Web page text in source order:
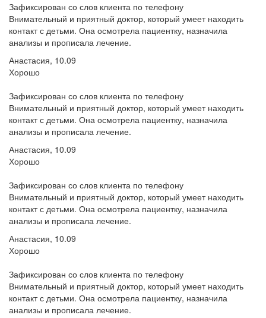
Зафиксирован со слов клиента по телефону
Внимательный и приятный доктор, который умеет находить
контакт с детьми. Она осмотрела пациентку, назначила
анализы и прописала лечение.
Анастасия, 10.09
Хорошо
Зафиксирован со слов клиента по телефону
Внимательный и приятный доктор, который умеет находить
контакт с детьми. Она осмотрела пациентку, назначила
анализы и прописала лечение.
Анастасия, 10.09
Хорошо
Зафиксирован со слов клиента по телефону
Внимательный и приятный доктор, который умеет находить
контакт с детьми. Она осмотрела пациентку, назначила
анализы и прописала лечение.
Анастасия, 10.09
Хорошо
Зафиксирован со слов клиента по телефону
Внимательный и приятный доктор, который умеет находить
контакт с детьми. Она осмотрела пациентку, назначила
анализы и прописала лечение.